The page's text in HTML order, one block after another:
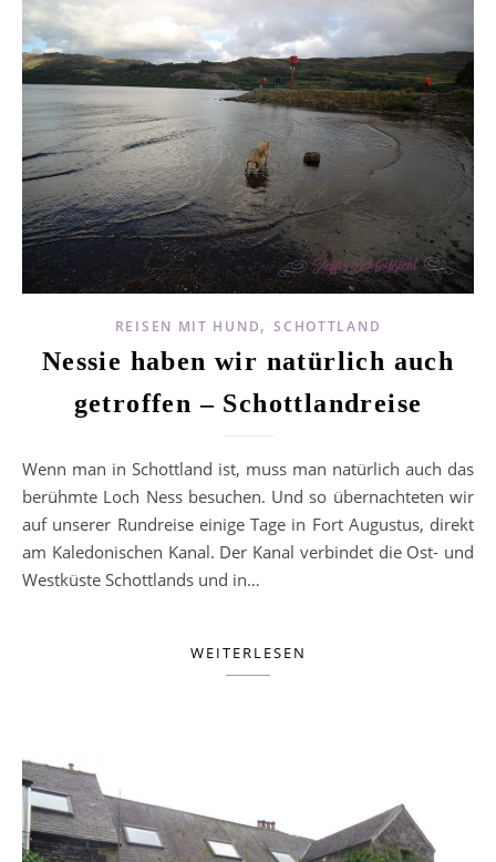
REISEN MIT HUND,SCHOTTLAND
Nessie haben wir natürlich auch
getroffen – Schottlandreise
Wenn man in Schottland ist, muss man natürlich auch das
berühmte Loch Ness besuchen. Und so übernachteten wir
auf unserer Rundreise einige Tage in Fort Augustus, direkt
am Kaledonischen Kanal. Der Kanal verbindet die Ost- und
Westküste Schottlands und in…
WEITERLESEN